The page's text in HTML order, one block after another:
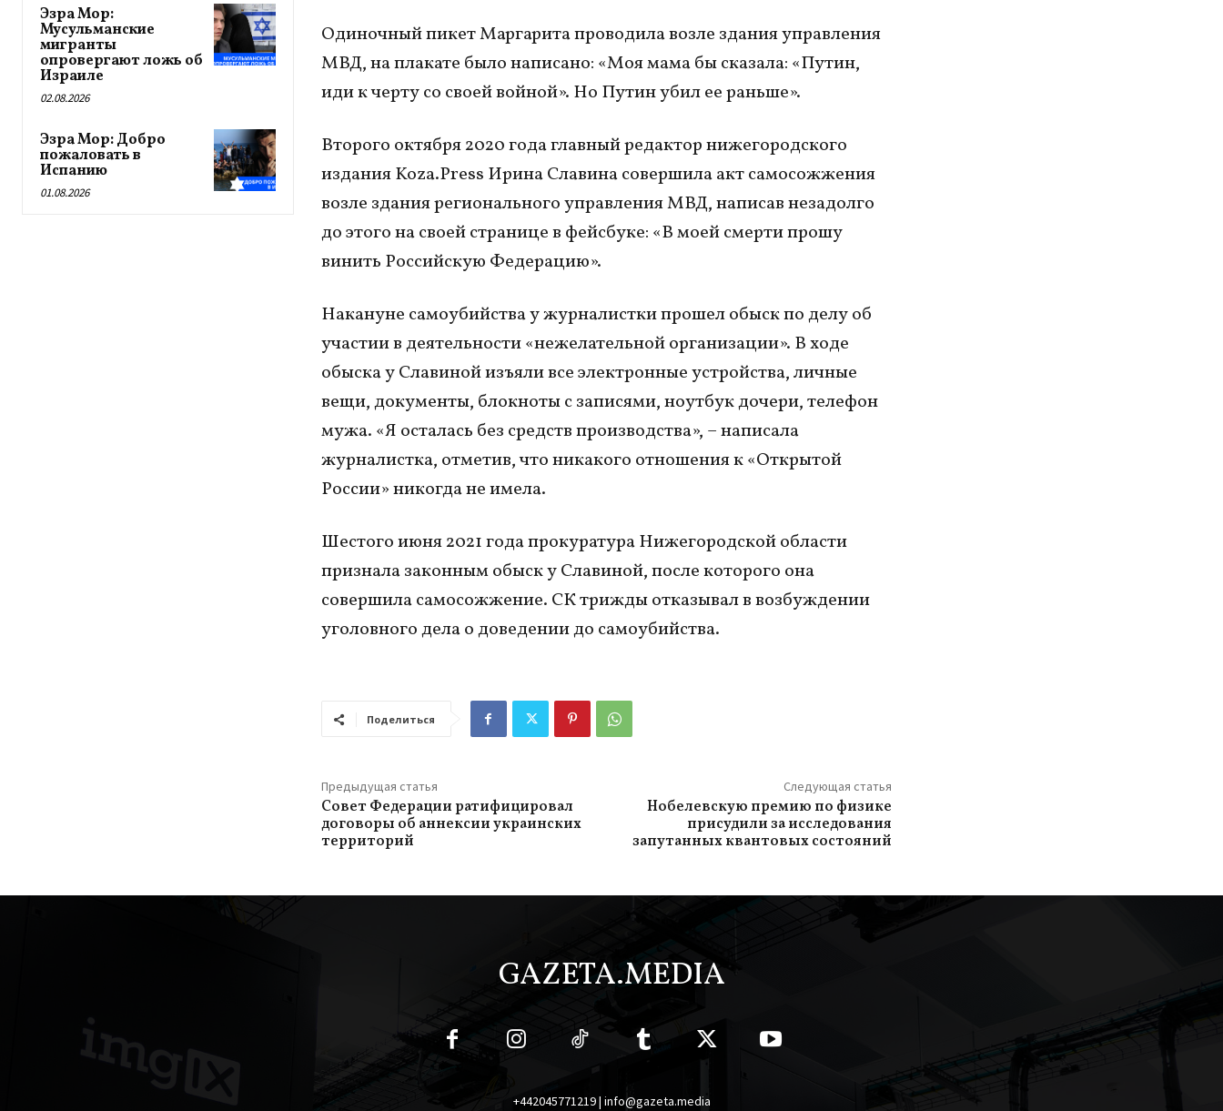
Эзра Мор:
Мусульманские
мигранты
опровергают ложь об
Израиле
02.08.2026
Эзра Мор: Добро
пожаловать в
Испанию
01.08.2026
Одиночный пикет Маргарита проводила возле здания управления
МВД, на плакате было написано: «Моя мама бы сказала: «Путин,
иди к черту со своей войной». Но Путин убил ее раньше».
Второго октября 2020 года главный редактор нижегородского
издания Koza.Press Ирина Славина совершила акт самосожжения
возле здания регионального управления МВД, написав незадолго
до этого на своей странице в фейсбуке: «В моей смерти прошу
винить Российскую Федерацию».
Накануне самоубийства у журналистки прошел обыск по делу об
участии в деятельности «нежелательной организации». В ходе
обыска у Славиной изъяли все электронные устройства, личные
вещи, документы, блокноты с записями, ноутбук дочери, телефон
мужа. «Я осталась без средств производства», – написала
журналистка, отметив, что никакого отношения к «Открытой
России» никогда не имела.
Шестого июня 2021 года прокуратура Нижегородской области
признала законным обыск у Славиной, после которого она
совершила самосожжение. СК трижды отказывал в возбуждении
уголовного дела о доведении до самоубийства.
Поделиться
Предыдущая статья
Совет Федерации ратифицировал
договоры об аннексии украинских
территорий
Следующая статья
Нобелевскую премию по физике
присудили за исследования
запутанных квантовых состояний
GAZETA.MEDIA
+442045771219 | info@gazeta.media